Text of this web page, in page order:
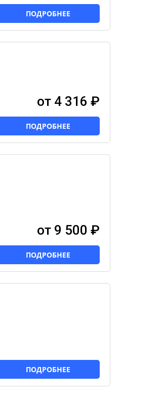
ПОДРОБНЕЕ
от 4 316 ₽
ПОДРОБНЕЕ
от 9 500 ₽
ПОДРОБНЕЕ
ПОДРОБНЕЕ